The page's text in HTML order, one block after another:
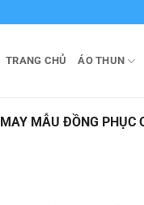
TRANG CHỦ ÁO THUN
MAY MẪU ĐỒNG PHỤC